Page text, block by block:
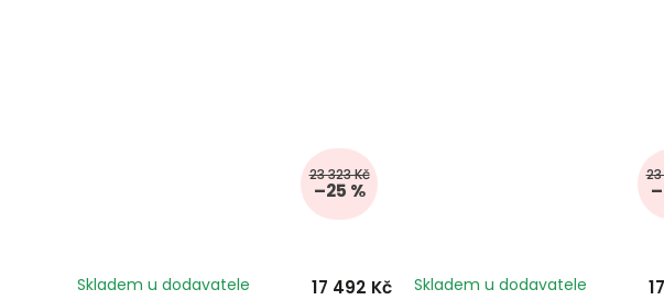
23 323 Kč
–25 %
Skladem u dodavatele 17 492 Kč
23
Skladem u dodavatele